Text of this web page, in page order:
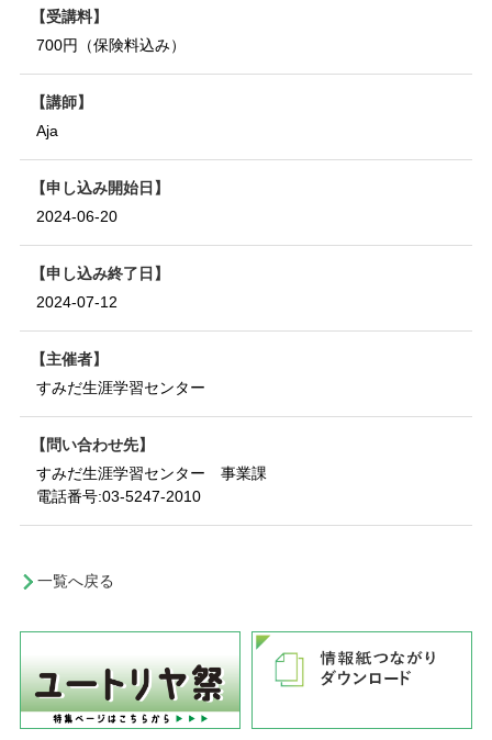
受講料
700円（保険料込み）
講師
Aja
申し込み開始日
2024-06-20
申し込み終了日
2024-07-12
主催者
すみだ生涯学習センター
問い合わせ先
すみだ生涯学習センター 事業課
電話番号:03-5247-2010
一覧へ戻る